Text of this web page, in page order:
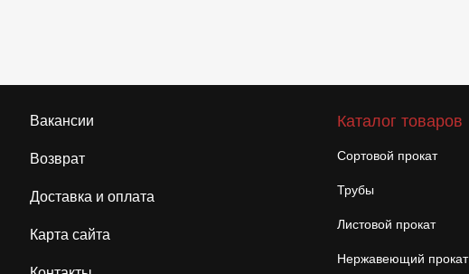
Вакансии
Возврат
Доставка и оплата
Карта сайта
Каталог товаров
Сортовой прокат
Трубы
Листовой прокат
Нержавеющий прокат